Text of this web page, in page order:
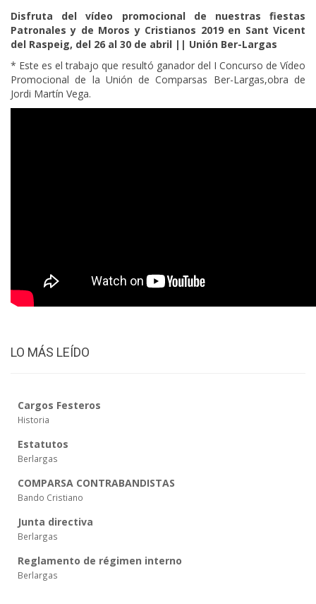
Disfruta del vídeo promocional de nuestras fiestas
Patronales y de Moros y Cristianos 2019 en Sant Vicent
del Raspeig, del 26 al 30 de abril || Unión Ber-Largas
* Este es el trabajo que resultó ganador del I Concurso de Vídeo
Promocional de la Unión de Comparsas Ber-Largas,obra de
Jordi Martín Vega.
LO MÁS LEÍDO
Cargos Festeros
Historia
Estatutos
Berlargas
COMPARSA CONTRABANDISTAS
Bando Cristiano
Junta directiva
Berlargas
Reglamento de régimen interno
Berlargas